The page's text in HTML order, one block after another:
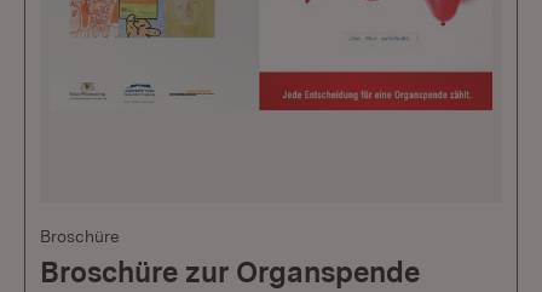
Broschüre
Broschüre zur Organspende